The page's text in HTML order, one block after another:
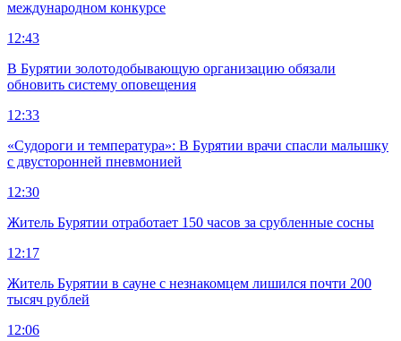
международном конкурсе
12:43
В Бурятии золотодобывающую организацию обязали
обновить систему оповещения
12:33
«Судороги и температура»: В Бурятии врачи спасли малышку
с двусторонней пневмонией
12:30
Житель Бурятии отработает 150 часов за срубленные сосны
12:17
Житель Бурятии в сауне с незнакомцем лишился почти 200
тысяч рублей
12:06